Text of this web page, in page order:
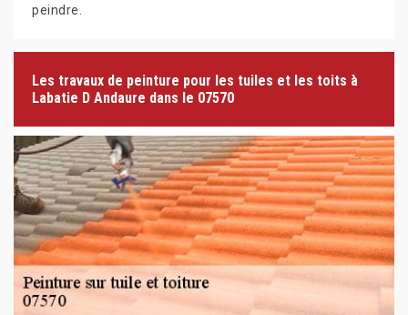
peindre.
Les travaux de peinture pour les tuiles et les toits à
Labatie D Andaure dans le 07570